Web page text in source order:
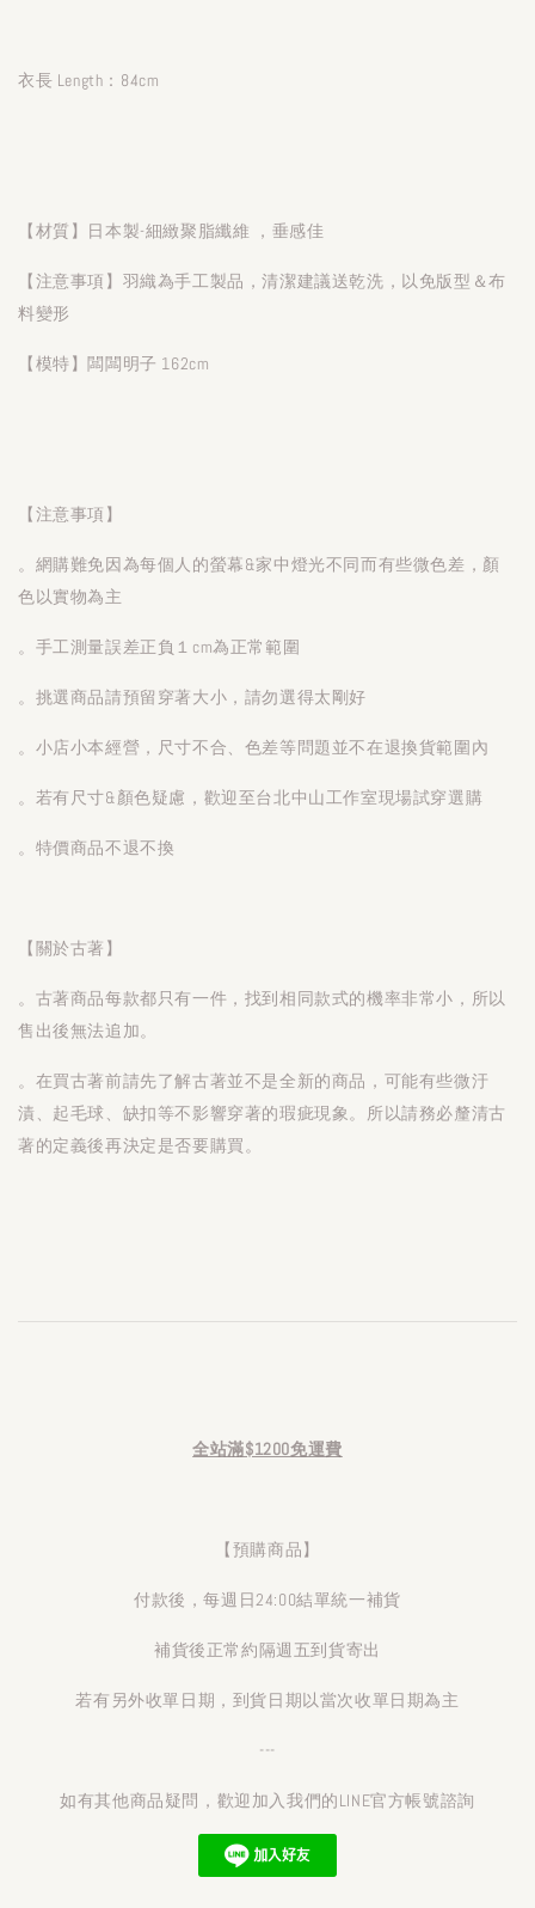
衣長 Length：84cm
【材質】日本製-細緻聚脂纖維 ，垂感佳
【注意事項】羽織為手工製品，清潔建議送乾洗，以免版型＆布
料變形
【模特】闆闆明子 162cm
【注意事項】
。網購難免因為每個人的螢幕&家中燈光不同而有些微色差，顏
色以實物為主
。手工測量誤差正負１cm為正常範圍
。挑選商品請預留穿著大小，請勿選得太剛好
。小店小本經營，尺寸不合、色差等問題並不在退換貨範圍內
。若有尺寸&顏色疑慮，歡迎至台北中山工作室現場試穿選購
。特價商品不退不換
【關於古著】
。古著商品每款都只有一件，找到相同款式的機率非常小，所以
售出後無法追加。
。在買古著前請先了解古著並不是全新的商品，可能有些微汙
漬、起毛球、缺扣等不影響穿著的瑕疵現象。所以請務必釐清古
著的定義後再決定是否要購買。
全站滿$1200免運費
【預購商品】
付款後，每週日24:00結單統一補貨
補貨後正常約隔週五到貨寄出
若有另外收單日期，到貨日期以當次收單日期為主
---
如有其他商品疑問，歡迎加入我們的LINE官方帳號諮詢